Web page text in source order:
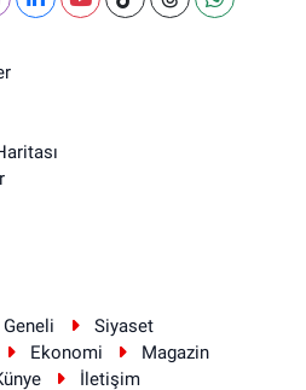
Siyaset
Ekonomi
Magazin
İletişim